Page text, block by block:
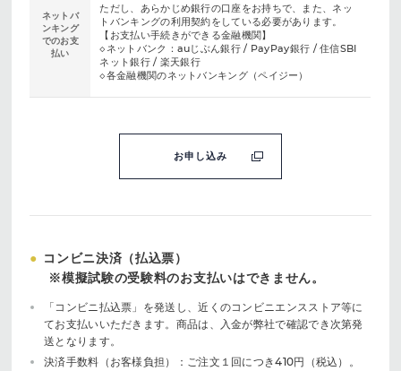
ネットバ
ンキング
でのお支
払い
ただし、あらかじめ銀行の口座をお持ちで、また、ネッ
トバンキングの利用契約をしている必要があります。
【お支払い手続きができる金融機関】
◇ネットバンク：auじぶん銀行 / PayPay銀行 / 住信SBI
ネット銀行 / 楽天銀行
◇各金融機関のネットバンキング（ペイジー）
お申し込み
● コンビニ決済（払込票）
※模擬試験の受験料のお支払いはできません。
「コンビニ払込票」を発送し、近くのコンビニエンスストア等に
てお支払いいただきます。商品は、入金が弊社で確認でき次第発
送となります。
決済手数料（お客様負担）：ご注文１回につき410円（税込）。